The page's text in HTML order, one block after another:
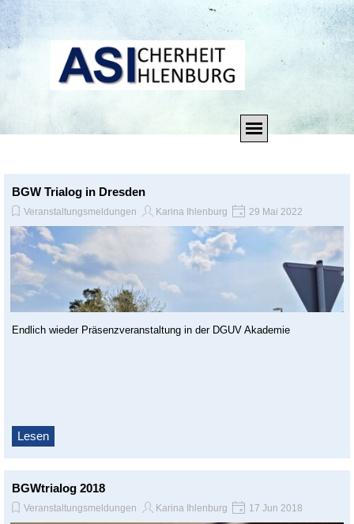
Direkt zum Seiteninhalt
Menü überspringen
BGW Trialog in Dresden
Veranstaltungsmeldungen Karina Ihlenburg 29 Mai 2022
Endlich wieder Präsenzveranstaltung in der DGUV Akademie
Lesen
BGWtrialog 2018
Veranstaltungsmeldungen Karina Ihlenburg 17 Jun 2018